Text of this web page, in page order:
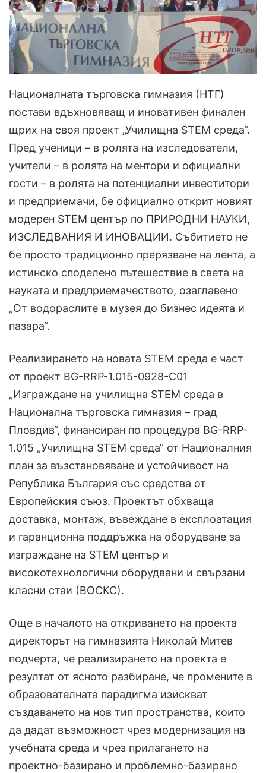
Националната търговска гимназия (НТГ)
постави вдъхновяващ и иновативен финален
щрих на своя проект „Училищна STEM среда“.
Пред ученици – в ролята на изследователи,
учители – в ролята на ментори и официални
гости – в ролята на потенциални инвеститори
и предприемачи, бе официално открит новият
модерен STEM център по ПРИРОДНИ НАУКИ,
ИЗСЛЕДВАНИЯ И ИНОВАЦИИ. Събитието не
бе просто традиционно прерязване на лента, а
истинско споделено пътешествие в света на
науката и предприемачеството, озаглавено
„От водораслите в музея до бизнес идеята и
пазара“.
Реализирането на новата STEM среда е част
от проект BG-RRP-1.015-0928-С01
„Изграждане на училищна STEM среда в
Национална търговска гимназия – град
Пловдив“, финансиран по процедура BG-RRP-
1.015 „Училищна STEM среда“ от Националния
план за възстановяване и устойчивост на
Република България със средства от
Европейския съюз. Проектът обхваща
доставка, монтаж, въвеждане в експлоатация
и гаранционна поддръжка на оборудване за
изграждане на STEM център и
високотехнологични оборудвани и свързани
класни стаи (ВОСКС).
Още в началото на откриването на проекта
директорът на гимназията Николай Митев
подчерта, че реализирането на проекта е
резултат от ясното разбиране, че промените в
образователната парадигма изискват
създаването на нов тип пространства, които
да дадат възможност чрез модернизация на
учебната среда и чрез прилагането на
проектно-базирано и проблемно-базирано